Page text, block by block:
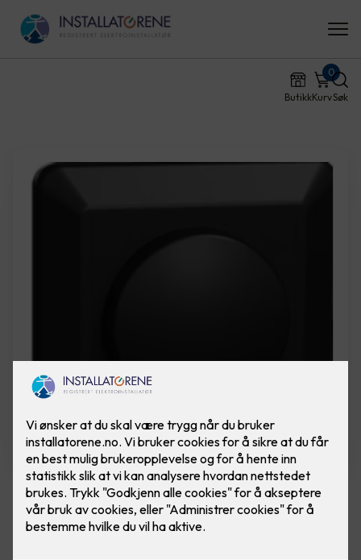
ButikkKurv
0
Søk
Dimmer - Sort
RS sort 315 LED er en dimmer som benyttes til